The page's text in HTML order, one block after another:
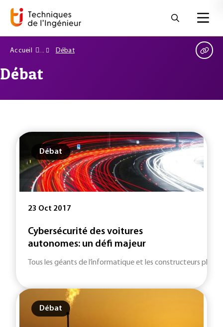
Accueil Débat
Débat
Débat
23 Oct 2017
Cybersécurité des voitures
autonomes: un défi majeur
Tous les géants de l’informatique et les constructeurs
Débat